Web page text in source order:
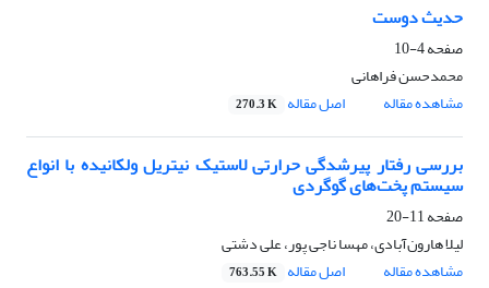
حدیث دوست
صفحه4-10
محمدحسن فراهانی
مشاهده مقاله
اصل مقاله 270.3 K
بررسی رفتار پیرشدگی حرارتی لاستیک نیتریل ولکانیده با انواع
سیستم پخت‌های گوگردی
صفحه11-20
لیلا هارون‌آبادی، مهسا ناجی پور، علی دشتی
مشاهده مقاله
اصل مقاله 763.55 K